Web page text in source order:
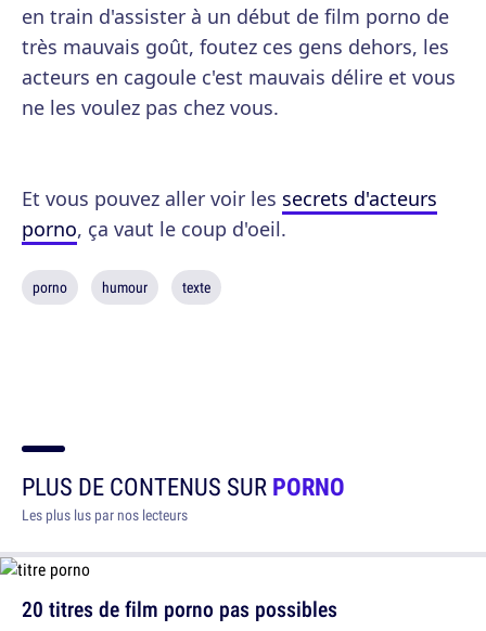
en train d'assister à un début de film porno de
très mauvais goût, foutez ces gens dehors, les
acteurs en cagoule c'est mauvais délire et vous
ne les voulez pas chez vous.
Et vous pouvez aller voir les secrets d'acteurs
porno, ça vaut le coup d'oeil.
porno humour texte
PLUS DE CONTENUS SURPORNO
Les plus lus par nos lecteurs
20 titres de film porno pas possibles